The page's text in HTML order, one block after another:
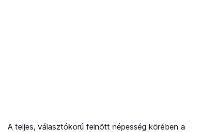
A teljes, választókorú felnőtt népesség körében a